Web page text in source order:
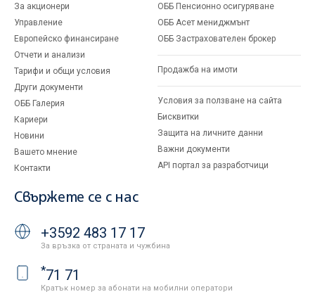
За акционери
Управление
Европейско финансиране
Отчети и анализи
Тарифи и общи условия
Други документи
ОББ Галерия
Кариери
Новини
Вашето мнение
Контакти
ОББ Пенсионно осигуряване
ОББ Асет мениджмънт
ОББ Застрахователен брокер
Продажба на имоти
Условия за ползване на сайта
Бисквитки
Защита на личните данни
Важни документи
API портал за разработчици
Свържете се с нас
+3592 483 17 17
За връзка от страната и чужбина
*71 71
Кратък номер за абонати на мобилни оператори